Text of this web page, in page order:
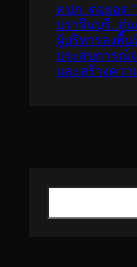
คปภ. ต่อยอด
ปราจีนบุรี..สู่
ผู้บริหารลงพื้น
ประสบการณ์
และสร้างควา
S
a